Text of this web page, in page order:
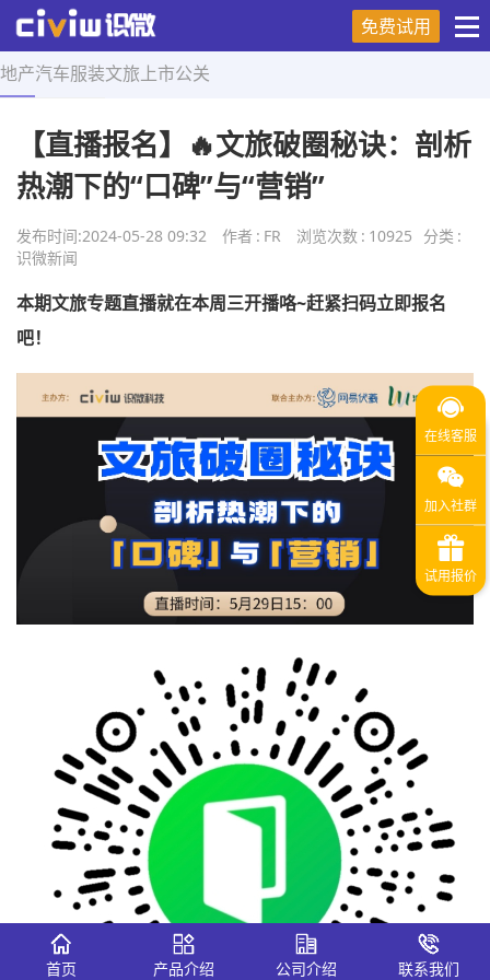
免费试用
地产汽车服装文旅 上市公关
首页 > 舆情研究 > 正文
【直播报名】🔥文旅破圈秘诀：剖析
热潮下的“口碑”与“营销”
发布时间:2024-05-28 09:32 作者 : FR 浏览次数 : 10925 分类 :
识微新闻
本期文旅专题直播就在本周三开播咯~赶紧扫码立即报名
吧！
首页 产品介绍 公司介绍 联系我们